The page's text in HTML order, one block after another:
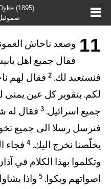
(1895)
صموئيل
11 وصعد ناحاش
فقال جميع اهل
فنستعبد لك. 2 فقال لهم
لكم. بتقوير كل عين
جميع اسرائيل. 3 فقال له
فنرسل رسلا الى جميع
يخلّصنا نخرج اليك. 4 فجاء
وتكلموا بهذا الكلام في
اصواتهم وبكوا. 5 واذا